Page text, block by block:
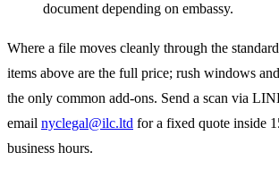
document depending on embassy.
Where a file moves cleanly through the
items above are the full price; rush windows
the only common add-ons. Send a scan via
email nyclegal@ilc.ltd for a fixed quote inside
business hours.